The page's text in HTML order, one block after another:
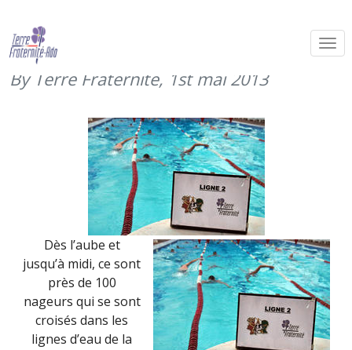
La force Licorne nage au profit des
blessés
By Terre Fraternité, 1st mai 2013
Dès l’aube et
jusqu’à midi, ce sont
près de 100
nageurs qui se sont
croisés dans les
lignes d’eau de la